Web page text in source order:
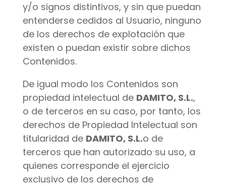
y/o signos distintivos, y sin que puedan
entenderse cedidos al Usuario, ninguno
de los derechos de explotación que
existen o puedan existir sobre dichos
Contenidos.
De igual modo los Contenidos son
propiedad intelectual de DAMITO, S.L.,
o de terceros en su caso, por tanto, los
derechos de Propiedad Intelectual son
titularidad de DAMITO, S.L.o de
terceros que han autorizado su uso, a
quienes corresponde el ejercicio
exclusivo de los derechos de